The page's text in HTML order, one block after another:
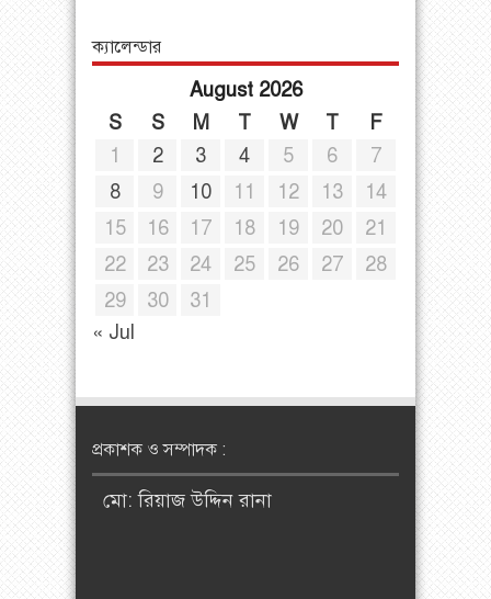
ক্যালেন্ডার
August 2026
S
S M T W T
F
1
2 3 4 5 6
7
8
9 10 11 12 13
14
15
16 17 18 19 20
21
22
23 24 25 26 27
28
29
30
31
« Jul
প্রকাশক ও সম্পাদক :
মো: রিয়াজ উদ্দিন রানা